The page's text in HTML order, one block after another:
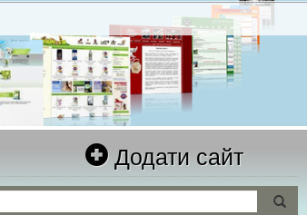
Додати сайт